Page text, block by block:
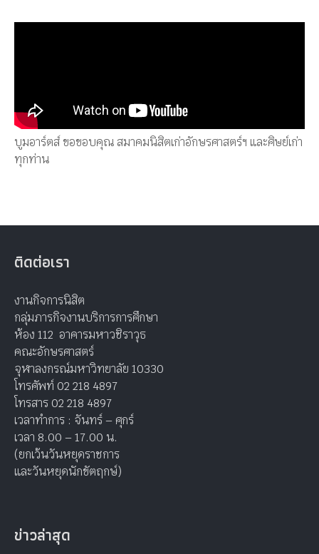
บูมอาร์ตส์ ขอขอบคุณ สมาคมนิสิตเก่าอักษรศาสตร์ฯ และศิษย์เก่า
ทุกท่าน
ติดต่อเรา
งานกิจการนิสิต
กลุ่มภารกิจงานบริการการศึกษา
ห้อง 112 อาคารมหาวชิราวุธ
คณะอักษรศาสตร์
จุฬาลงกรณ์มหาวิทยาลัย 10330
โทรศัพท์ 02 218 4897
โทรสาร 02 218 4897
เวลาทำการ : จันทร์ – ศุกร์
เวลา 8.00 – 17.00 น.
(ยกเว้นวันหยุดราชการ
และวันหยุดนักขัตฤกษ์)
ข่าวล่าสุด